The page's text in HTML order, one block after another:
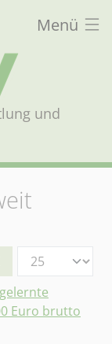
Menü
und
Anzeige #
Euro brutto